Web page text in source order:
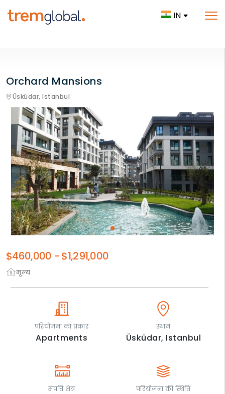
IN
Orchard Mansions
Üsküdar, Istanbul
मूल्य
$460,000 - $1,291,000
परियोजना का प्रकार
Apartments
स्थान
Üsküdar, Istanbul
संपत्ति क्षेत्र परियोजना की स्थिति